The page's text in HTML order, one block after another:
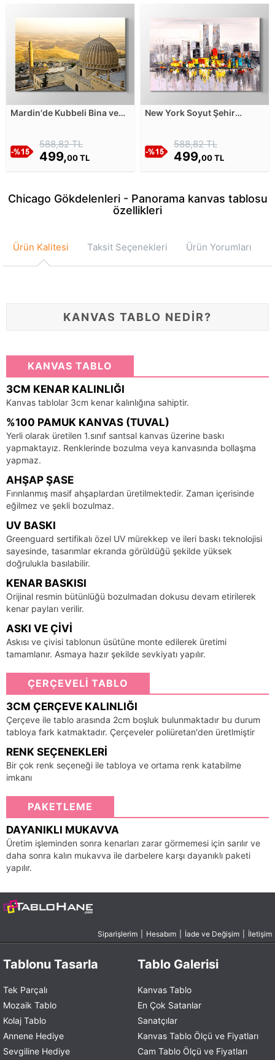
Mardin'de Kubbeli Bina ve
588,82 TL
499,00 TL
New York Soyut Şehir
588,82 TL
499,00 TL
Chicago Gökdelenleri - Panorama kanvas tablosu
özellikleri
Ürün Kalitesi Taksit Seçenekleri Ürün Yorumları
KANVAS TABLO NEDİR?
KANVAS TABLO
3CM KENAR KALINLIĞI
Kanvas tablolar 3cm kenar kalınlığına sahiptir.
%100 PAMUK KANVAS (TUVAL)
Yerli olarak üretilen 1.sınıf santsal kanvas üzerine baskı
yapmaktayız. Renklerinde bozulma veya kanvasında bollaşma
yapmaz.
AHŞAP ŞASE
Fırınlanmış masif ahşaplardan üretilmektedir. Zaman içerisinde
eğilmez ve şekli bozulmaz.
UV BASKI
Greenguard sertifikalı özel UV mürekkep ve ileri baskı teknolojisi
sayesinde, tasarımlar ekranda görüldüğü şekilde yüksek
doğrulukla basılabilir.
KENAR BASKISI
Orijinal resmin bütünlüğü bozulmadan dokusu devam etirilerek
kenar payları verilir.
ASKI VE ÇIVI
Askısı ve çivisi tablonun üsütüne monte edilerek üretimi
tamamlanır. Asmaya hazır şekilde sevkiyatı yapılır.
ÇERÇEVELİ TABLO
3CM ÇERÇEVE KALINLIĞI
Çerçeve ile tablo arasında 2cm boşluk bulunmaktadır bu durum
tabloya fark katmaktadır. Çerçeveler poliüretan'den üretlmiştir
RENK SEÇENEKLERI
Bir çok renk seçeneği ile tabloya ve ortama renk katabilme
imkanı
PAKETLEME
DAYANIKLI MUKAVVA
Üretim işleminden sonra kenarları zarar görmemesi için sarılır ve
daha sonra kalın mukavva ile darbelere karşı dayanıklı paketi
yapılır.
Siparişlerim Hesabım İade ve Değişim İletişim
Tablonu Tasarla
Tek Parçalı
Mozaik Tablo
Kolaj Tablo
Annene Hediye
Sevgiline Hediye
Tablo Galerisi
Kanvas Tablo
En Çok Satanlar
Sanatçılar
Kanvas Tablo Ölçü ve Fiyatları
Cam Tablo Ölçü ve Fiyatları